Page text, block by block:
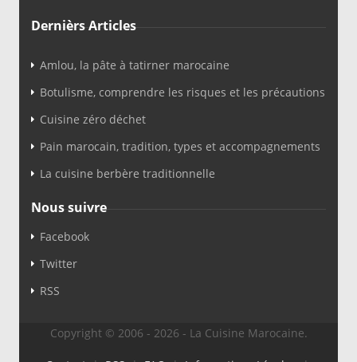
Dernièrs Articles
Amlou, la pâte à tatirner marocaine
Botulisme, comprendre les risques et les précautions
Cuisine zéro déchet
Pain marocain, tradition, types et accompagnements
La cuisine berbère traditionnelle
Nous suivre
Facebook
Twitter
RSS
Copyright © 2006 - 2026 - La Cuisine Marocaine.